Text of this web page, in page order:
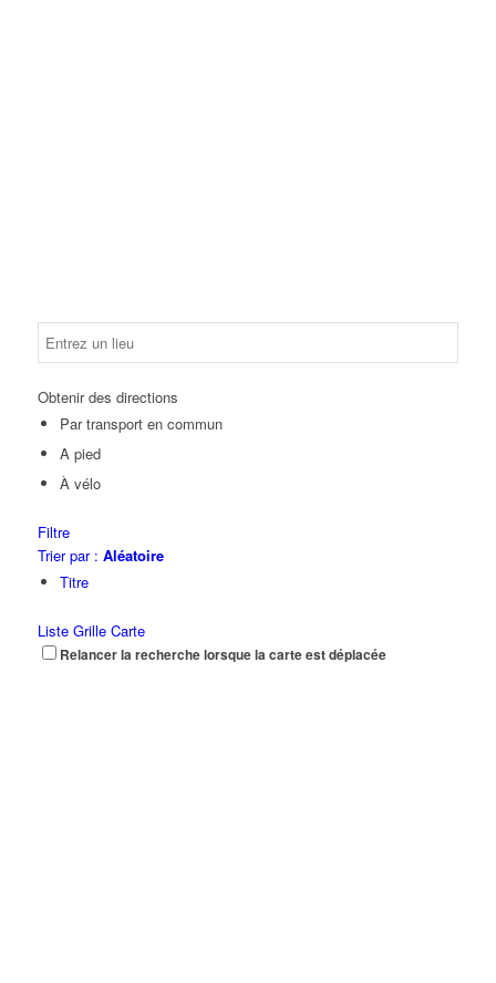
Obtenir des directions
Par transport en commun
A pied
À vélo
Filtre
Trier par : Aléatoire
Titre
Liste Grille Carte
Relancer la recherche lorsque la carte est déplacée